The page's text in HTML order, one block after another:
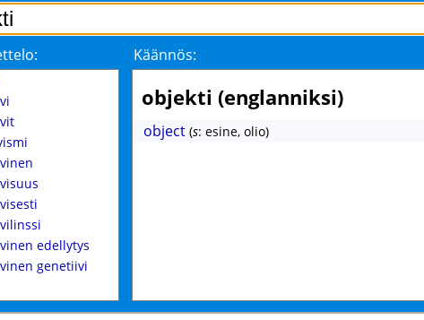
Käännös:
edellytys
genetiivi
objekti (englanniksi)
object (s: esine, olio)